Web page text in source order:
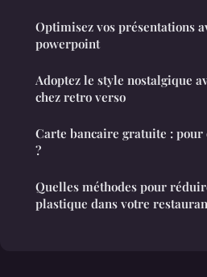
Optimisez vos présentations
powerpoint
Adoptez le style nostalgique
chez retro verso
Carte bancaire gratuite :
?
Quelles méthodes pour
plastique dans votre